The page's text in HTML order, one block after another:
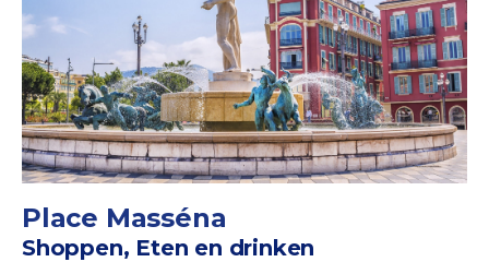
Place Masséna
Shoppen, Eten en drinken